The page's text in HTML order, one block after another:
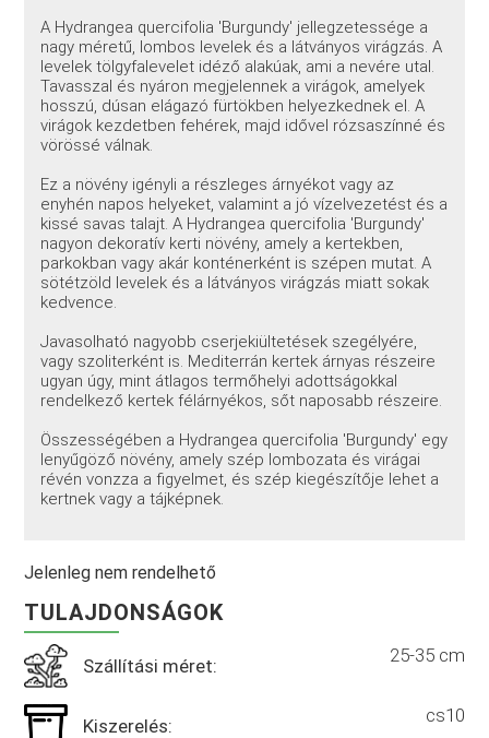
A Hydrangea quercifolia 'Burgundy' jellegzetessége a
nagy méretű, lombos levelek és a látványos virágzás. A
levelek tölgyfalevelet idéző alakúak, ami a nevére utal.
Tavasszal és nyáron megjelennek a virágok, amelyek
hosszú, dúsan elágazó fürtökben helyezkednek el. A
virágok kezdetben fehérek, majd idővel rózsaszínné és
vörössé válnak.
Ez a növény igényli a részleges árnyékot vagy az
enyhén napos helyeket, valamint a jó vízelvezetést és a
kissé savas talajt. A Hydrangea quercifolia 'Burgundy'
nagyon dekoratív kerti növény, amely a kertekben,
parkokban vagy akár konténerként is szépen mutat. A
sötétzöld levelek és a látványos virágzás miatt sokak
kedvence.
Javasolható nagyobb cserjekiültetések szegélyére,
vagy szoliterként is. Mediterrán kertek árnyas részeire
ugyan úgy, mint átlagos termőhelyi adottságokkal
rendelkező kertek félárnyékos, sőt naposabb részeire.
Összességében a Hydrangea quercifolia 'Burgundy' egy
lenyűgöző növény, amely szép lombozata és virágai
révén vonzza a figyelmet, és szép kiegészítője lehet a
kertnek vagy a tájképnek.
Jelenleg nem rendelhető
TULAJDONSÁGOK
Szállítási méret: 25-35 cm
Kiszerelés: cs10